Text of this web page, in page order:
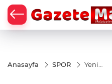
Anasayfa SPOR
Yeni